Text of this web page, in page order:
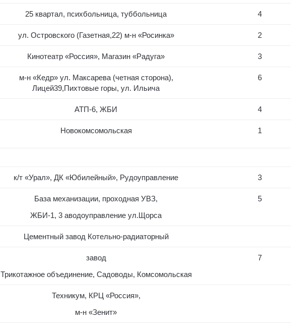
25 квартал, психбольница, туббольница 4
ул. Островского (Газетная,22) м-н «Росинка» 2
Кинотеатр «Россия», Магазин «Радуга» 3
м-н «Кедр» ул. Максарева (четная сторона),
Лицей39,Пихтовые горы, ул. Ильича
6
АТП-6, ЖБИ 4
Новокомсомольская 1
к/т «Урал», ДК «Юбилейный», Рудоуправление 3
База механизации, проходная УВЗ,
ЖБИ-1, 3 аводоуправление ул.Щорса
5
Цементный завод Котельно-радиаторный
завод
Трикотажное объединение, Садоводы, Комсомольская
7
Техникум, КРЦ «Россия»,
м-н «Зенит»